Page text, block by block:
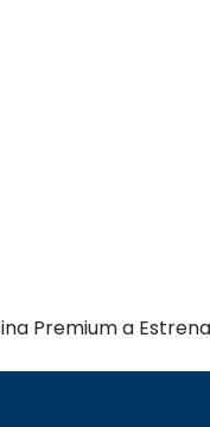
Premium a